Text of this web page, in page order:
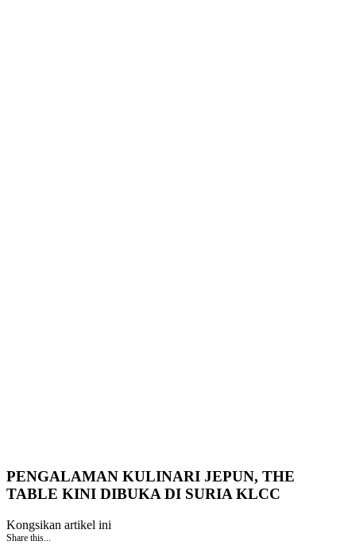
PENGALAMAN KULINARI JEPUN, THE
TABLE KINI DIBUKA DI SURIA KLCC
Kongsikan artikel ini
Share this...